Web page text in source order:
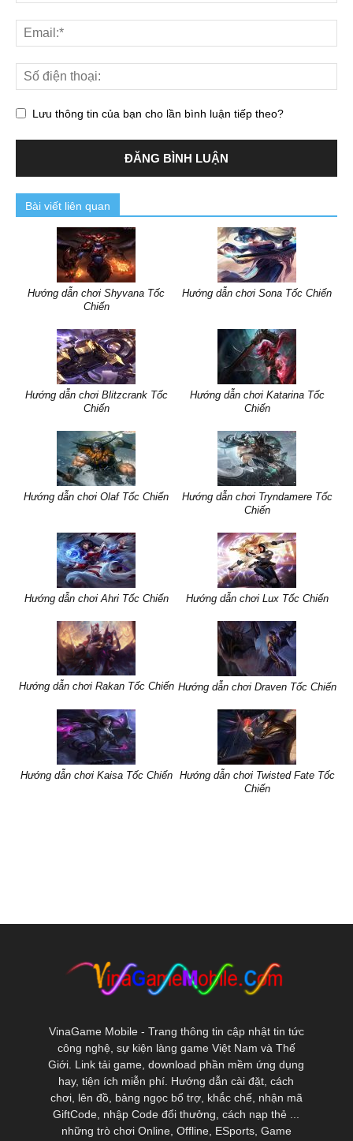
Lưu thông tin của bạn cho lần bình luận tiếp theo?
Bài viết liên quan
Hướng dẫn chơi Shyvana Tốc
Chiến
Hướng dẫn chơi Sona Tốc Chiến
Hướng dẫn chơi Blitzcrank Tốc
Chiến
Hướng dẫn chơi Katarina Tốc
Chiến
Hướng dẫn chơi Olaf Tốc Chiến
Hướng dẫn chơi Tryndamere Tốc
Chiến
Hướng dẫn chơi Ahri Tốc Chiến Hướng dẫn chơi Lux Tốc Chiến
Hướng dẫn chơi Rakan Tốc Chiến Hướng dẫn chơi Draven Tốc Chiến
Hướng dẫn chơi Kaisa Tốc Chiến
Hướng dẫn chơi Twisted Fate Tốc
Chiến
VinaGame Mobile - Trang thông tin cập nhật tin tức
công nghệ, sự kiện làng game Việt Nam và Thế
Giới. Link tải game, download phần mềm ứng dụng
hay, tiện ích miễn phí. Hướng dẫn cài đặt, cách
chơi, lên đồ, bảng ngọc bổ trợ, khắc chế, nhận mã
GiftCode, nhập Code đổi thưởng, cách nạp thẻ ...
những trò chơi Online, Offline, ESports, Game